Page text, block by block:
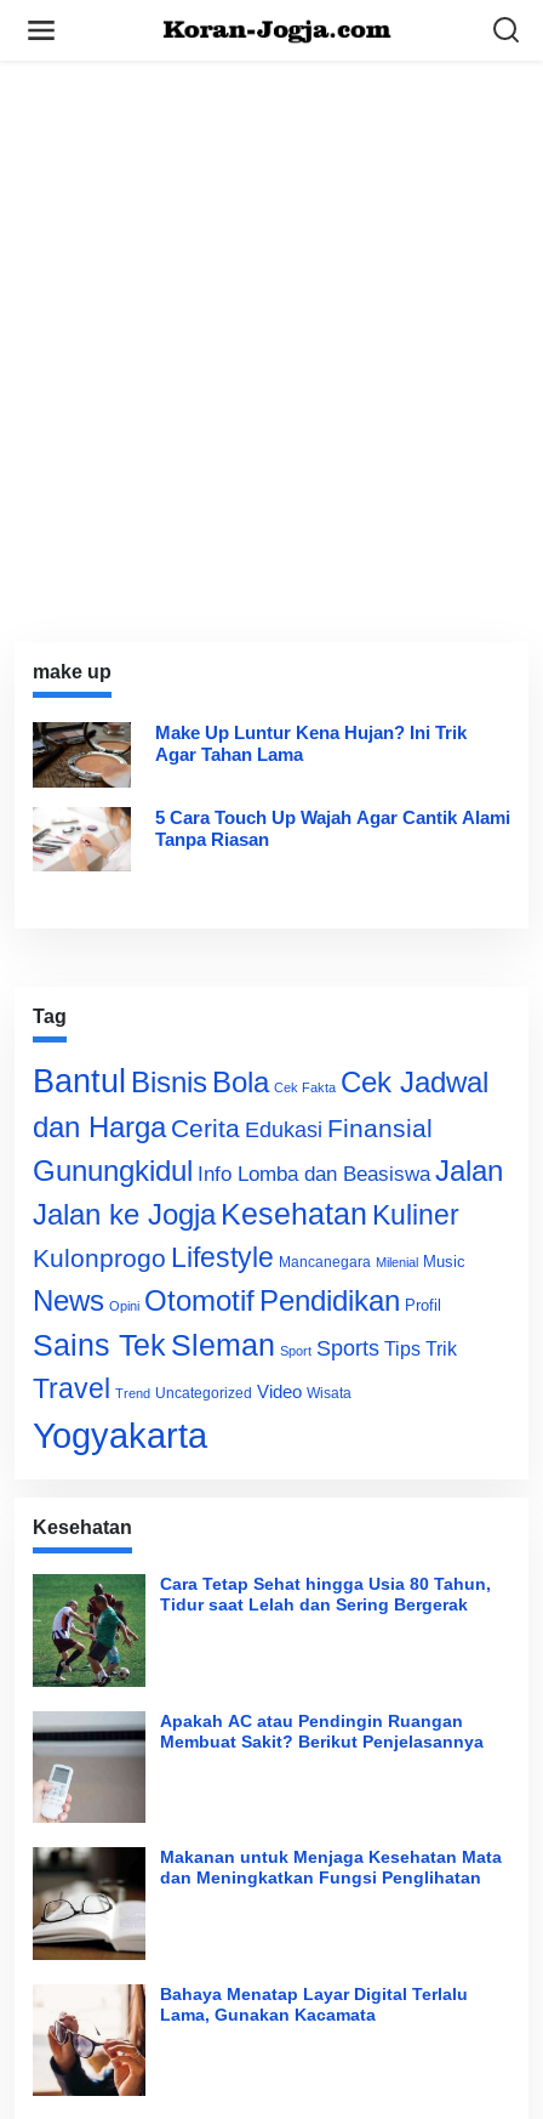
make up
Make Up Luntur Kena Hujan? Ini Trik
Agar Tahan Lama
5 Cara Touch Up Wajah Agar Cantik Alami
Tanpa Riasan
Tag
Bantul Bisnis Bola Cek Fakta Cek Jadwal
dan Harga Cerita Edukasi Finansial
Gunungkidul Info Lomba dan Beasiswa Jalan
Jalan ke Jogja Kesehatan Kuliner
Kulonprogo Lifestyle Mancanegara Milenial Music
News Opini Otomotif Pendidikan Profil
Sains Tek Sleman Sport Sports Tips Trik
Travel Trend Uncategorized Video Wisata
Yogyakarta
Kesehatan
Cara Tetap Sehat hingga Usia 80 Tahun,
Tidur saat Lelah dan Sering Bergerak
Apakah AC atau Pendingin Ruangan
Membuat Sakit? Berikut Penjelasannya
Makanan untuk Menjaga Kesehatan Mata
dan Meningkatkan Fungsi Penglihatan
Bahaya Menatap Layar Digital Terlalu
Lama, Gunakan Kacamata